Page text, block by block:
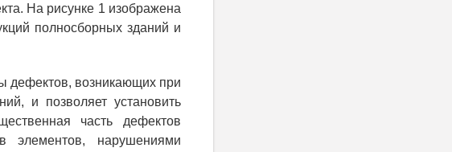
На рисунке 1 изображена
полносборных зданий и
дефектов, возникающих при
и позволяет установить
часть дефектов
элементов, нарушениями